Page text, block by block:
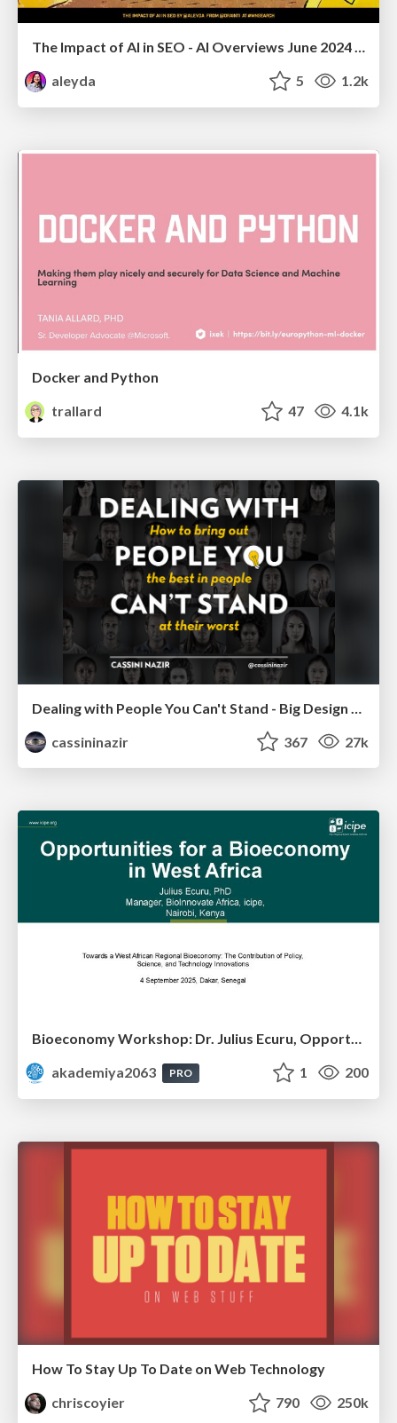
aleyda
5 1.2k
Docker and Python
trallard
47 4.1k
cassininazir
367 27k
Bioeconomy Workshop: Dr. Julius Ecuru, Opportunities for a Bioeconomy in West Africa
akademiya2063
PRO 1 200
How To Stay Up To Date on Web Technology
chriscoyier
790 250k